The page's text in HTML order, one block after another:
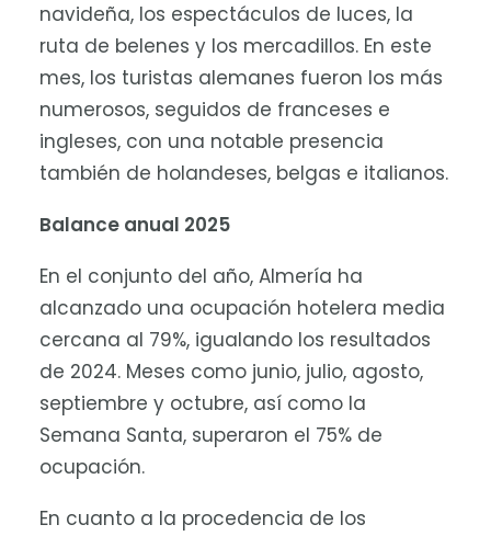
navideña, los espectáculos de luces, la
ruta de belenes y los mercadillos. En este
mes, los turistas alemanes fueron los más
numerosos, seguidos de franceses e
ingleses, con una notable presencia
también de holandeses, belgas e italianos.
Balance anual 2025
En el conjunto del año, Almería ha
alcanzado una ocupación hotelera media
cercana al 79%, igualando los resultados
de 2024. Meses como junio, julio, agosto,
septiembre y octubre, así como la
Semana Santa, superaron el 75% de
ocupación.
En cuanto a la procedencia de los